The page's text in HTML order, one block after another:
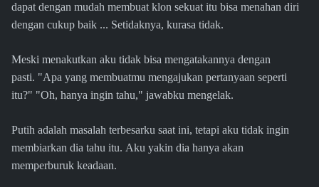
dapat dengan mudah membuat klon sekuat itu bisa menahan diri
dengan cukup baik ... Setidaknya, kurasa tidak.
Meski menakutkan aku tidak bisa mengatakannya dengan
pasti. "Apa yang membuatmu mengajukan pertanyaan seperti
itu?" "Oh, hanya ingin tahu," jawabku mengelak.
Putih adalah masalah terbesarku saat ini, tetapi aku tidak ingin
membiarkan dia tahu itu. Aku yakin dia hanya akan
memperburuk keadaan.